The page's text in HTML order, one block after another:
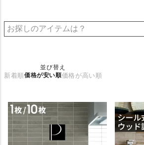
並び替え
新着順価格が安い順価格が高い順